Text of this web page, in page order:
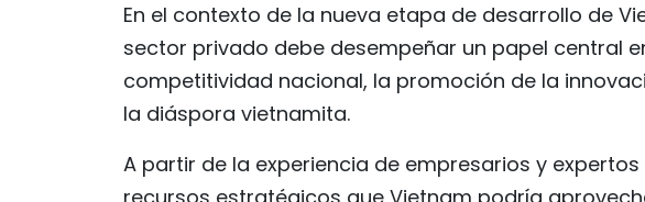
En el contexto de la nueva etapa de desarrollo de
sector privado debe desempeñar un papel central
competitividad nacional, la promoción de la
la diáspora vietnamita.
A partir de la experiencia de empresarios y